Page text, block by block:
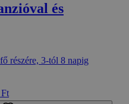
és
részére, 3-tól 8 napig